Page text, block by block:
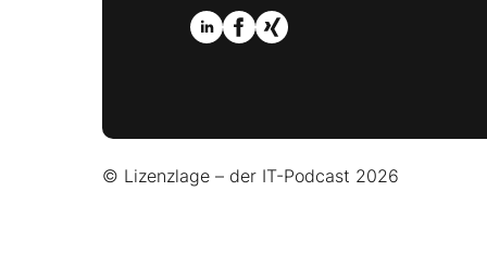
© Lizenzlage – der IT-Podcast 2026